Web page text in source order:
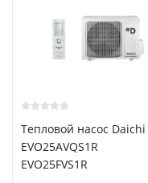
Тепловой насос Daichi
EVO25AVQS1R
EVO25FVS1R